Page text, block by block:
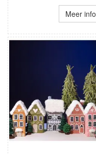
Meer info